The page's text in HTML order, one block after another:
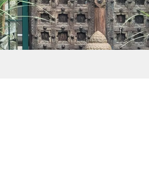
knee 100 cm (1 St), Wetterfest, groß, Garten
599,00 €
lieferbar in 2 Wochen